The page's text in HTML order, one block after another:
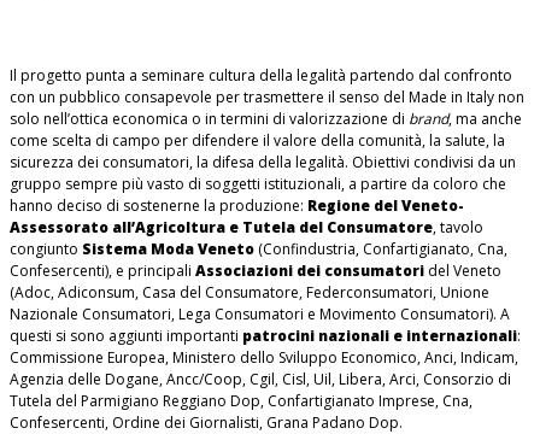
Il progetto punta a seminare cultura della legalità partendo dal confronto
con un pubblico consapevole per trasmettere il senso del Made in Italy non
solo nell’ottica economica o in termini di valorizzazione di brand, ma anche
come scelta di campo per difendere il valore della comunità, la salute, la
sicurezza dei consumatori, la difesa della legalità. Obiettivi condivisi da un
gruppo sempre più vasto di soggetti istituzionali, a partire da coloro che
hanno deciso di sostenerne la produzione: Regione del Veneto-
Assessorato all’Agricoltura e Tutela del Consumatore, tavolo
congiunto Sistema Moda Veneto (Confindustria, Confartigianato, Cna,
Confesercenti), e principali Associazioni dei consumatori del Veneto
(Adoc, Adiconsum, Casa del Consumatore, Federconsumatori, Unione
Nazionale Consumatori, Lega Consumatori e Movimento Consumatori). A
questi si sono aggiunti importanti patrocini nazionali e internazionali:
Commissione Europea, Ministero dello Sviluppo Economico, Anci, Indicam,
Agenzia delle Dogane, Ancc/Coop, Cgil, Cisl, Uil, Libera, Arci, Consorzio di
Tutela del Parmigiano Reggiano Dop, Confartigianato Imprese, Cna,
Confesercenti, Ordine dei Giornalisti, Grana Padano Dop.